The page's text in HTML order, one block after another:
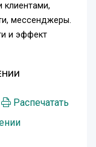
клиентами,
мессенджеры.
и эффект
Распечатать